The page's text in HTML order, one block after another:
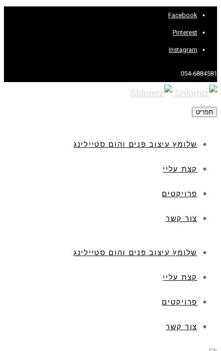
Facebook
Pinterest
Instagram
054-6884581
תפריט
שלומץ עיצוב פנים והום סטיילינג
קצת עליי
פרויקטים
צור קשר
שלומץ עיצוב פנים והום סטיילינג
קצת עליי
פרויקטים
צור קשר